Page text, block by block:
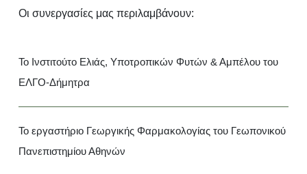
Οι συνεργασίες μας περιλαμβάνουν:
Το Ινστιτούτο Ελιάς, Υποτροπικών Φυτών & Αμπέλου του
ΕΛΓΟ-Δήμητρα
To εργαστήριο Γεωργικής Φαρμακολογίας του Γεωπονικού
Πανεπιστημίου Αθηνών